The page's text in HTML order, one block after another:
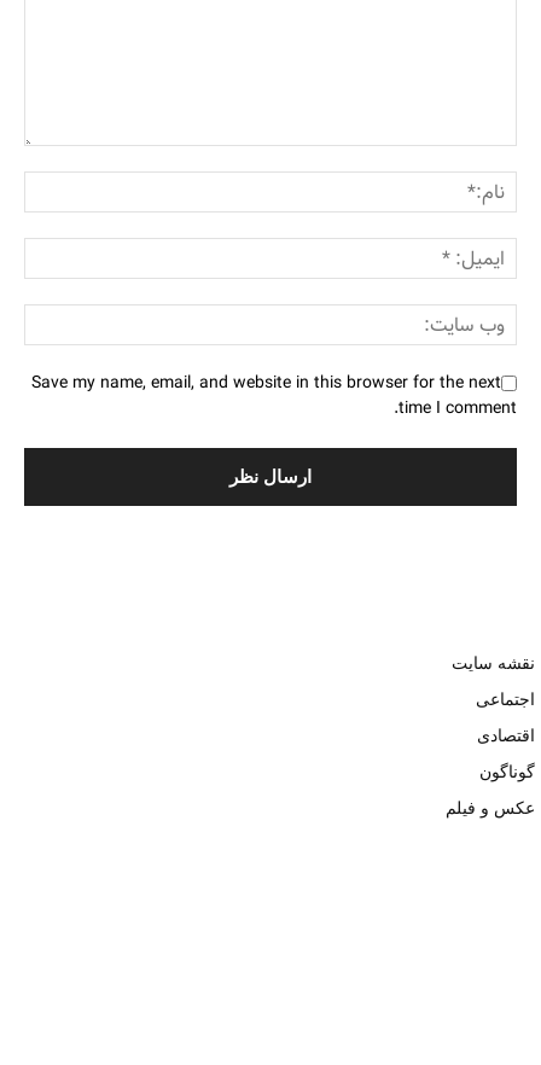
Save my name, email, and website in this browser for the next
time I comment.
نقشه سایت
اجتماعی
اقتصادی
گوناگون
عکس و فیلم